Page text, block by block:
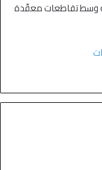
وسط تقاطعات معقّدة